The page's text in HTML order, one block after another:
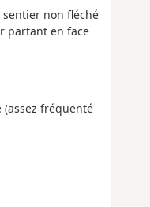
non fléché
partant en face
fréquenté